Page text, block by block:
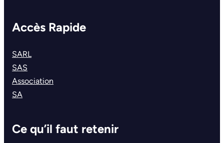
Accès Rapide
SARL
SAS
Association
SA
Ce qu’il faut retenir